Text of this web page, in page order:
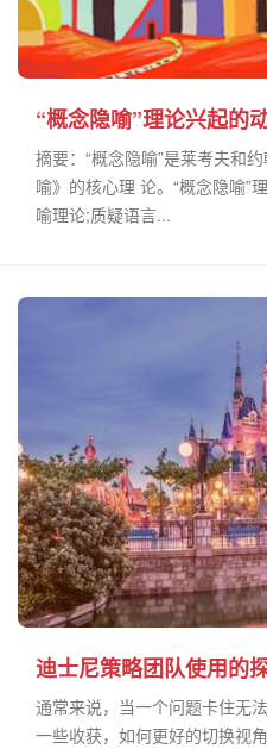
“概念隐喻”理论兴起的
摘要：“概念隐喻”是莱考夫和
喻》的核心理 论。“概念隐喻”
喻理论;质疑语言...
迪士尼策略团队使用的
通常来说，当一个问题卡住无
一些收获，如何更好的切换视